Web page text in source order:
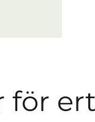
för